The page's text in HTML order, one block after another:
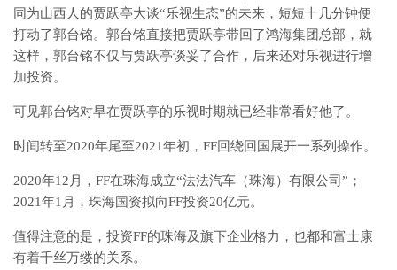
同为山西人的贾跃亭大谈“乐视生态”的未来，短短十几分钟便
打动了郭台铭。郭台铭直接把贾跃亭带回了鸿海集团总部，就
这样，郭台铭不仅与贾跃亭谈妥了合作，后来还对乐视进行增
加投资。
可见郭台铭对早在贾跃亭的乐视时期就已经非常看好他了。
时间转至2020年尾至2021年初，FF回绕回国展开一系列操作。
2020年12月，FF在珠海成立“法法汽车（珠海）有限公司”；
2021年1月，珠海国资拟向FF投资20亿元。
值得注意的是，投资FF的珠海及旗下企业格力，也都和富士康
有着千丝万缕的关系。